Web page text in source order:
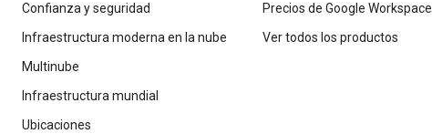
Confianza y seguridad
Infraestructura moderna en la nube
Multinube
Infraestructura mundial
Ubicaciones
Precios de Google Workspace
Ver todos los productos